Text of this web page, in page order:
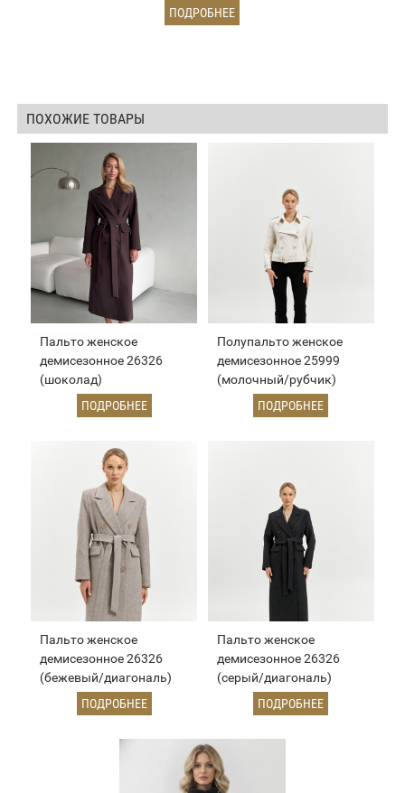
ПОДРОБНЕЕ
ПОХОЖИЕ ТОВАРЫ
Пальто женское
демисезонное 26326
(шоколад)
ПОДРОБНЕЕ
Полупальто женское
демисезонное 25999
(молочный/рубчик)
ПОДРОБНЕЕ
Пальто женское
демисезонное 26326
(бежевый/диагональ)
ПОДРОБНЕЕ
Пальто женское
демисезонное 26326
(серый/диагональ)
ПОДРОБНЕЕ